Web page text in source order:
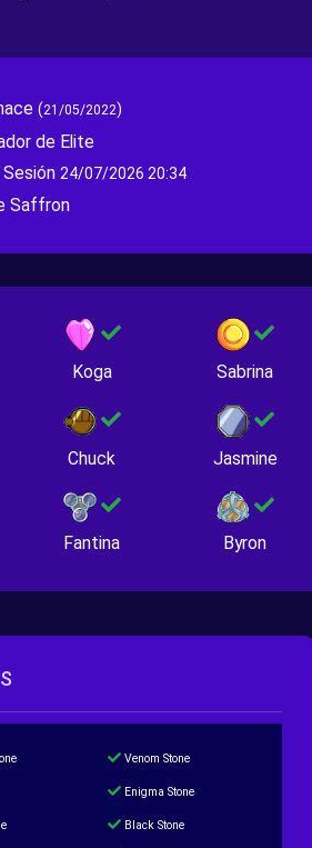
(21/05/2022)
de Elite
24/07/2026 20:34
Saffron
Koga Sabrina
Chuck Jasmine
Fantina Byron
Venom Stone
Enigma Stone
Black Stone